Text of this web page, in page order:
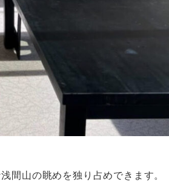
間山の眺めを独り占めできます。